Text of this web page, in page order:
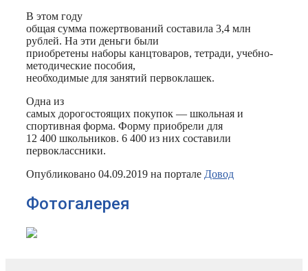
В этом году
общая сумма пожертвований составила 3,4 млн
рублей. На эти деньги были
приобретены наборы канцтоваров, тетради, учебно-
методические пособия,
необходимые для занятий первоклашек.
Одна из
самых дорогостоящих покупок — школьная и
спортивная форма. Форму приобрели для
12 400 школьников. 6 400 из них составили
первоклассники.
Опубликовано 04.09.2019 на портале Довод
Фотогалерея